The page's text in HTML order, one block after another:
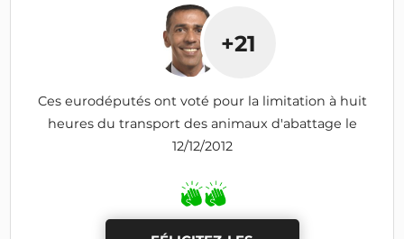
+21
Ces eurodéputés ont voté pour la limitation à huit
heures du transport des animaux d'abattage le
12/12/2012